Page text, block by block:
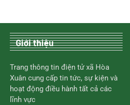
Giới thiệu
Trang thông tin điện tử xã Hòa
Xuân cung cấp tin tức, sự kiện và
hoạt động điều hành tất cả các
lĩnh vực